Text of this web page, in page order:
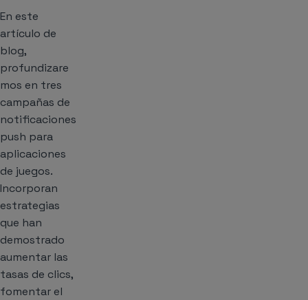
En este
artículo de
blog,
profundizare
mos en tres
campañas de
notificaciones
push para
aplicaciones
de juegos.
Incorporan
estrategias
que han
demostrado
aumentar las
tasas de clics,
fomentar el